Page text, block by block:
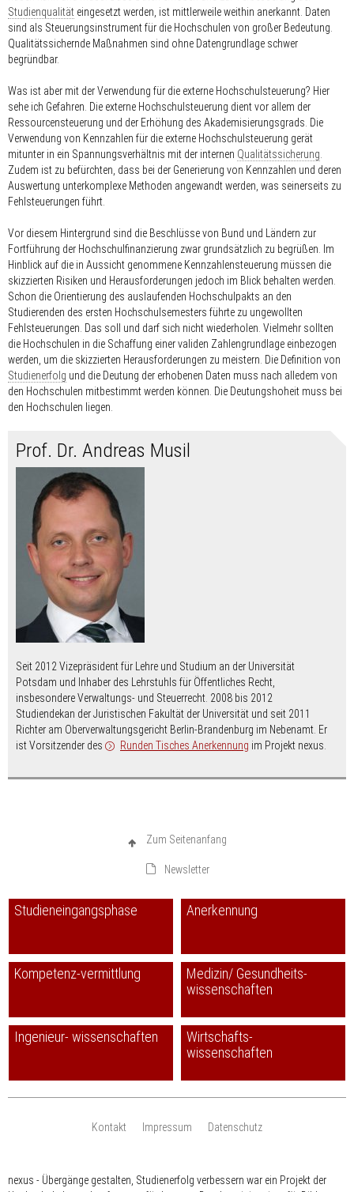
Studienqualität eingesetzt werden, ist mittlerweile weithin anerkannt. Daten
sind als Steuerungsinstrument für die Hochschulen von großer Bedeutung.
Qualitätssichernde Maßnahmen sind ohne Datengrundlage schwer
begründbar.
Was ist aber mit der Verwendung für die externe Hochschulsteuerung? Hier
sehe ich Gefahren. Die externe Hochschulsteuerung dient vor allem der
Ressourcensteuerung und der Erhöhung des Akademisierungsgrads. Die
Verwendung von Kennzahlen für die externe Hochschulsteuerung gerät
mitunter in ein Spannungsverhältnis mit der internen Qualitätssicherung
Zudem ist zu befürchten, dass bei der Generierung von Kennzahlen und deren
Auswertung unterkomplexe Methoden angewandt werden, was seinerseits zu
Fehlsteuerungen führt.
Vor diesem Hintergrund sind die Beschlüsse von Bund und Ländern zur
Fortführung der Hochschulfinanzierung zwar grundsätzlich zu begrüßen. Im
Hinblick auf die in Aussicht genommene Kennzahlensteuerung müssen die
skizzierten Risiken und Herausforderungen jedoch im Blick behalten werden.
Schon die Orientierung des auslaufenden Hochschulpakts an den
Studierenden des ersten Hochschulsemesters führte zu ungewollten
Fehlsteuerungen. Das soll und darf sich nicht wiederholen. Vielmehr sollten
die Hochschulen in die Schaffung einer validen Zahlengrundlage einbezogen
werden, um die skizzierten Herausforderungen zu meistern. Die Definition von
Studienerfolg und die Deutung der erhobenen Daten muss nach alledem von
den Hochschulen mitbestimmt werden können. Die Deutungshoheit muss bei
den Hochschulen liegen.
Prof. Dr. Andreas Musil
Seit 2012 Vizepräsident für Lehre und Studium an der Universität
Potsdam und Inhaber des Lehrstuhls für Öffentliches Recht,
insbesondere Verwaltungs- und Steuerrecht. 2008 bis 2012
Studiendekan der Juristischen Fakultät der Universität und seit 2011
Richter am Oberverwaltungsgericht Berlin-Brandenburg im Nebenamt. Er
ist Vorsitzender des
Runden Tisches Anerkennung im Projekt nexus.
Zum Seitenanfang
Newsletter
Studieneingangsphase Anerkennung
Kompetenz-vermittlung
Medizin/ Gesundheits-
wissenschaften
Ingenieur- wissenschaften
Wirtschafts-
wissenschaften
Kontakt Impressum Datenschutz
nexus - Übergänge gestalten, Studienerfolg verbessern war ein Projekt der